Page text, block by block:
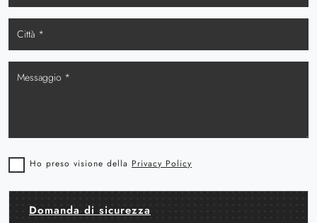
Ho preso visione della Privacy Policy
Domanda di sicurezza